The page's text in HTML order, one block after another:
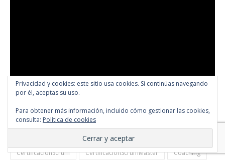
CarlosBle CAS2019
CertificacionScrum
CertificacionScrumMaster Coaching
Privacidad y cookies: este sitio usa cookies. Si continúas navegando
por él, aceptas su uso.
Para obtener más información, incluido cómo gestionar las cookies,
consulta: Política de cookies